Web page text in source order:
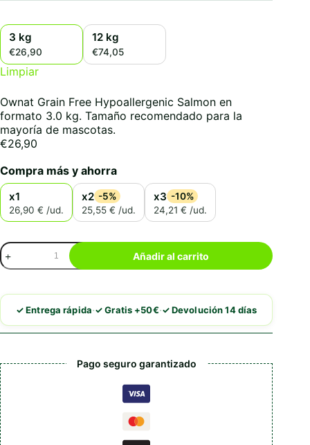
3 kg
€26,90
12 kg
€74,05
Limpiar
Ownat Grain Free Hypoallergenic Salmon en
formato 3.0 kg. Tamaño recomendado para la
mayoría de mascotas.
€26,90
Compra más y ahorra
x1
26,90 € /ud.
x2 -5%
25,55 € /ud.
x3 -10%
24,21 € /ud.
Ownat
Grain
Free
Salmon
cantidad
Añadir al carrito
✓ Entrega rápida·✓ Gratis +50€·✓ Devolución 14 días
Pago seguro garantizado